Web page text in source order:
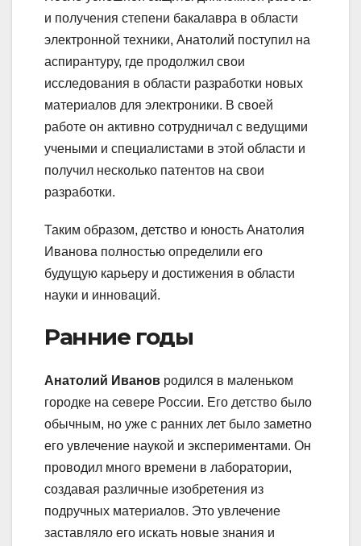
и получения степени бакалавра в области
электронной техники, Анатолий поступил на
аспирантуру, где продолжил свои
исследования в области разработки новых
материалов для электроники. В своей
работе он активно сотрудничал с ведущими
учеными и специалистами в этой области и
получил несколько патентов на свои
разработки.
Таким образом, детство и юность Анатолия
Иванова полностью определили его
будущую карьеру и достижения в области
науки и инноваций.
Ранние годы
Анатолий Иванов родился в маленьком
городке на севере России. Его детство было
обычным, но уже с ранних лет было заметно
его увлечение наукой и экспериментами. Он
проводил много времени в лаборатории,
создавая различные изобретения из
подручных материалов. Это увлечение
заставляло его искать новые знания и